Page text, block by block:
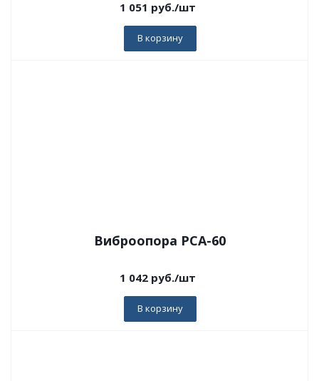
1 051 руб./шт
В корзину
Виброопора PCA-60
1 042 руб./шт
В корзину